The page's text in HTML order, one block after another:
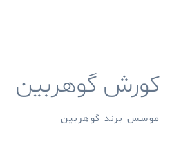
کورش گوهربین
موسس برند گوهربین